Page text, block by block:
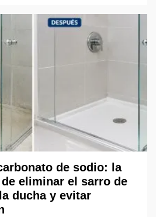
de sodio: la
de eliminar el sarro de
ducha y evitar